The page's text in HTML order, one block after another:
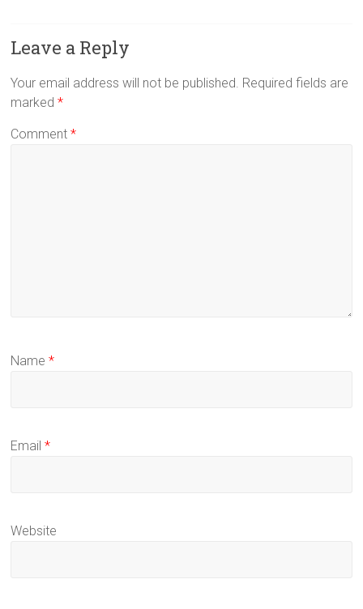
Leave a Reply
Your email address will not be published. Required fields are
marked*
Comment*
Name*
Email*
Website